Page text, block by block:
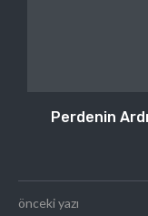
Perdenin
önceki yazı